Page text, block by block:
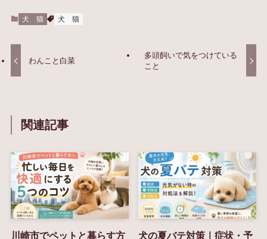
犬 猫 犬 猫
わんこと白菜
多頭飼いで気をつけている
こと
関連記事
川崎市でペットと暮らす方
犬の夏バテ対策｜症状・予